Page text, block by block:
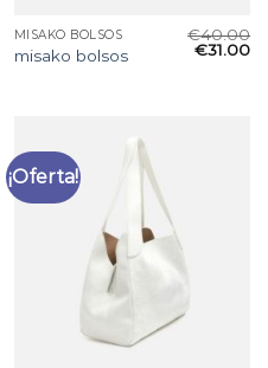
MISAKO BOLSOS
misako bolsos
€40.00
€31.00
¡Oferta!